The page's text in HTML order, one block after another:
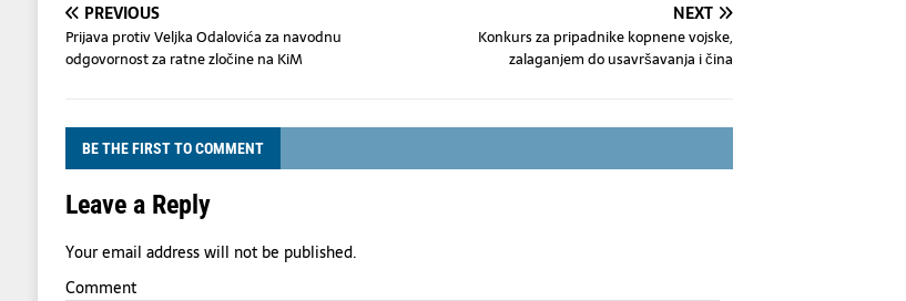
PREVIOUS
Prijava protiv Veljka Odalovića za navodnu
odgovornost za ratne zločine na KiM
NEXT
Konkurs za pripadnike kopnene vojske,
zalaganjem do usavršavanja i čina
BE THE FIRST TO COMMENT
Leave a Reply
Your email address will not be published.
Comment